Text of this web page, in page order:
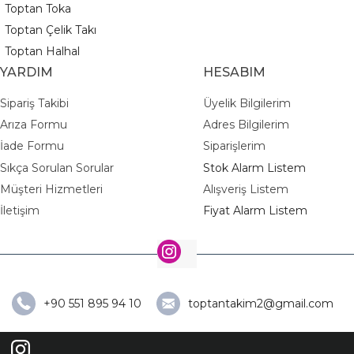
Toptan Toka
Toptan Çelik Takı
Toptan Halhal
YARDIM
Sipariş Takibi
Arıza Formu
İade Formu
Sıkça Sorulan Sorular
Müşteri Hizmetleri
İletişim
HESABIM
Üyelik Bilgilerim
Adres Bilgilerim
Siparişlerim
Stok Alarm Listem
Alışveriş Listem
Fiyat Alarm Listem
+90 551 895 94 10 toptantakim2@gmail.com